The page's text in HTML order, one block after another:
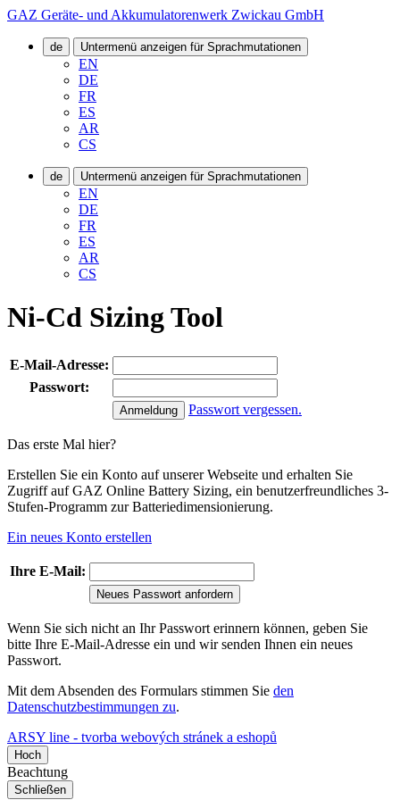
GAZ Geräte- und Akkumulatorenwerk Zwickau GmbH
de Untermenü anzeigen für Sprachmutationen
EN
DE
FR
ES
AR
CS
de Untermenü anzeigen für Sprachmutationen
EN
DE
FR
ES
AR
CS
Ni-Cd Sizing Tool
E-Mail-Adresse:
Passwort:
Passwort vergessen.
Das erste Mal hier?
Erstellen Sie ein Konto auf unserer Webseite und erhalten Sie
Zugriff auf GAZ Online Battery Sizing, ein benutzerfreundliches 3-
Stufen-Programm zur Batteriedimensionierung.
Ein neues Konto erstellen
Ihre E-Mail:
Neues Passwort anfordern
Wenn Sie sich nicht an Ihr Passwort erinnern können, geben Sie
bitte Ihre E-Mail-Adresse ein und wir senden Ihnen ein neues
Passwort.
Mit dem Absenden des Formulars stimmen Sie den
Datenschutzbestimmungen zu.
ARSY line - tvorba webových stránek a eshopů
Hoch
Beachtung
Schließen